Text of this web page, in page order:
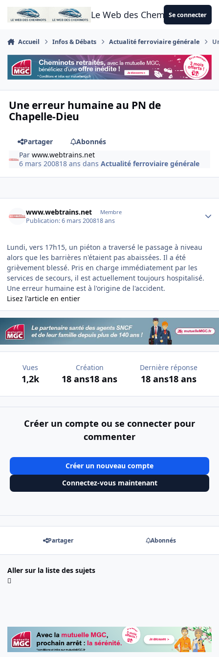
Aller au contenu
Le Web des CheminotsSe connecter
Accueil Infos & Débats Actualité ferroviaire générale
Une erreur humaine au PN de
Chapelle-Dieu
Partager
Abonnés
Parwww.webtrains.net
6 mars 200818 ans dansActualité ferroviaire générale
www.webtrains.net Membre
Publication:6 mars 200818 ans
Lundi, vers 17h15, un piéton a traversé le passage à niveau
alors que les barrières n'étaient pas abaissées. Il a été
grièvement blessé. Pris en charge immédiatement par les
services de secours, il est actuellement toujours hospitalisé.
Une erreur humaine est à l'origine de l'accident.
Lisez l'article en entier
Vues
1,2k
Création
18 ans18 ans
Dernière réponse
18 ans18 ans
Créer un compte ou se connecter pour
commenter
Créer un nouveau compte
Connectez-vous maintenant
Partager Abonnés
Aller sur la liste des sujets